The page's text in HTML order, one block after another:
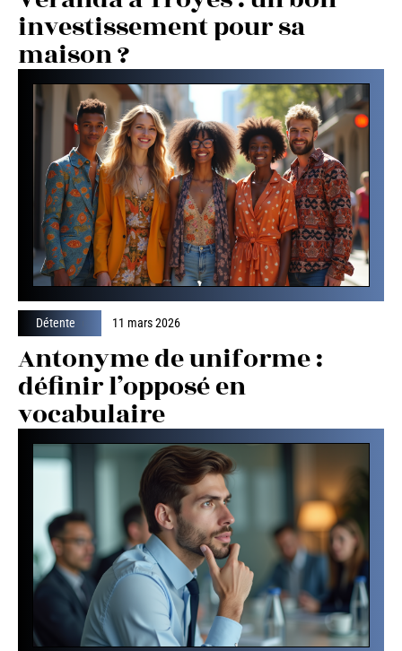
investissement pour sa
maison ?
Détente 11 mars 2026
Antonyme de uniforme :
définir l’opposé en
vocabulaire